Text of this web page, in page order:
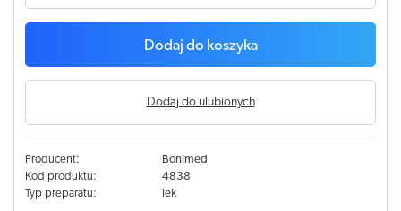
Dodaj do koszyka
Dodaj do ulubionych
Producent:
Bonimed
Kod produktu:
4838
Typ preparatu:
lek